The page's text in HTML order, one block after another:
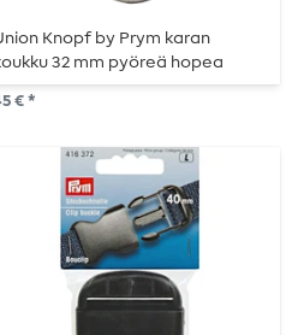
Knopf by Prym karan
32 mm pyöreä hopea
€ *